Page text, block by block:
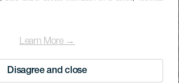
Learn More →
Disagree and close